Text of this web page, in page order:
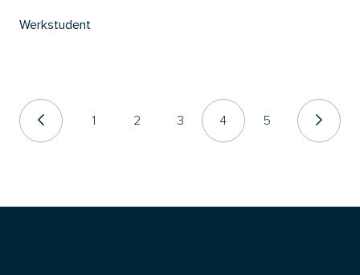
Werkstudent
1 2 3 4 5